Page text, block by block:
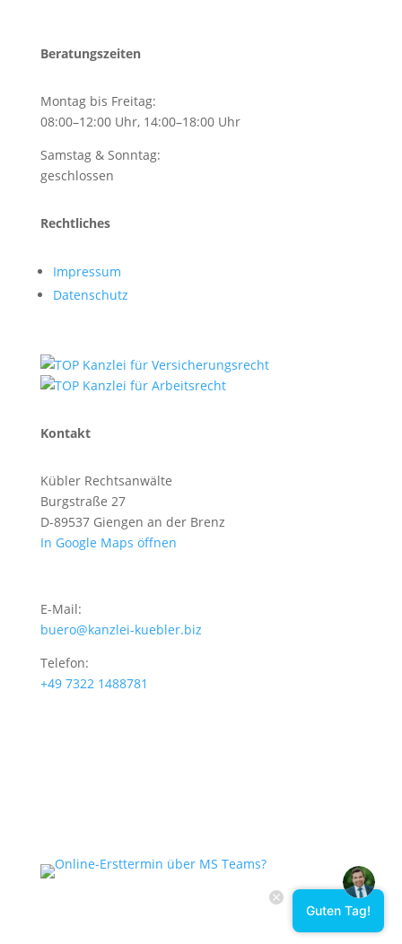
Beratungszeiten
Montag bis Freitag:
08:00–12:00 Uhr, 14:00–18:00 Uhr
Samstag & Sonntag:
geschlossen
Rechtliches
Impressum
Datenschutz
Kontakt
Kübler Rechtsanwälte
Burgstraße 27
D-89537 Giengen an der Brenz
In Google Maps öffnen
E-Mail:
buero@kanzlei-kuebler.biz
Telefon:
+49 7322 1488781
Guten Tag!